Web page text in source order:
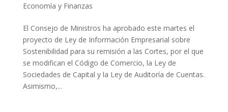
Economía y Finanzas
El Consejo de Ministros ha aprobado este martes el
proyecto de Ley de Información Empresarial sobre
Sostenibilidad para su remisión a las Cortes, por el que
se modifican el Código de Comercio, la Ley de
Sociedades de Capital y la Ley de Auditoría de Cuentas.
Asimismo,...